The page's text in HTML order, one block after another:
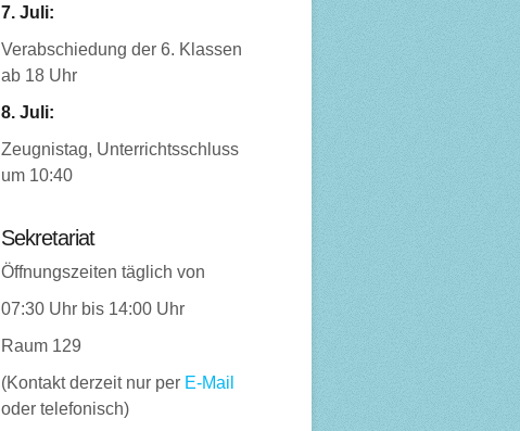
7. Juli:
Verabschiedung der 6. Klassen
ab 18 Uhr
8. Juli:
Zeugnistag, Unterrichtsschluss
um 10:40
Sekretariat
Öffnungszeiten täglich von
07:30 Uhr bis 14:00 Uhr
Raum 129
(Kontakt derzeit nur per E-Mail
oder telefonisch)